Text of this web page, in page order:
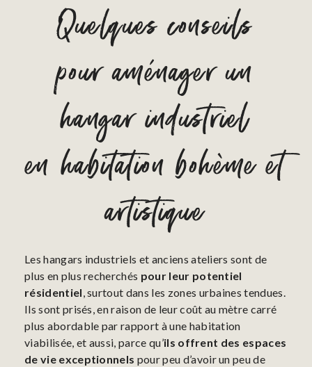
Quelques conseils
pour aménager un
hangar industriel
en habitation bohème et
artistique
Les hangars industriels et anciens ateliers sont de
plus en plus recherchés pour leur potentiel
résidentiel, surtout dans les zones urbaines tendues.
Ils sont prisés, en raison de leur coût au mètre carré
plus abordable par rapport à une habitation
viabilisée, et aussi, parce qu’ils offrent des espaces
de vie exceptionnels pour peu d’avoir un peu de